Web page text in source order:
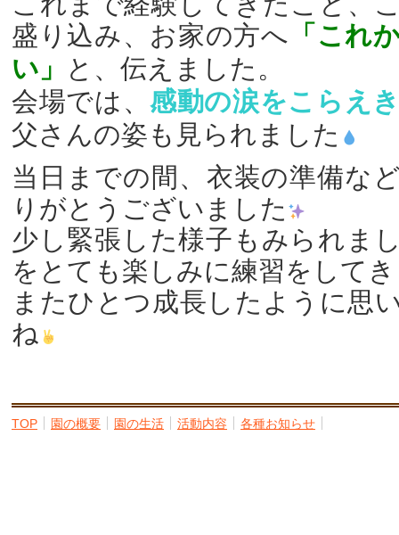
盛り込み、お家の方へ 「これ
い」
と、伝えました。
会場では、感動の涙をこらえ
父さんの姿も見られました
当日までの間、衣装の準備な
りがとうございました
少し緊張した様子もみられま
をとても楽しみに練習をして
またひとつ成長したように思
ね
TOP 園の概要 園の生活 活動内容 各種お知らせ